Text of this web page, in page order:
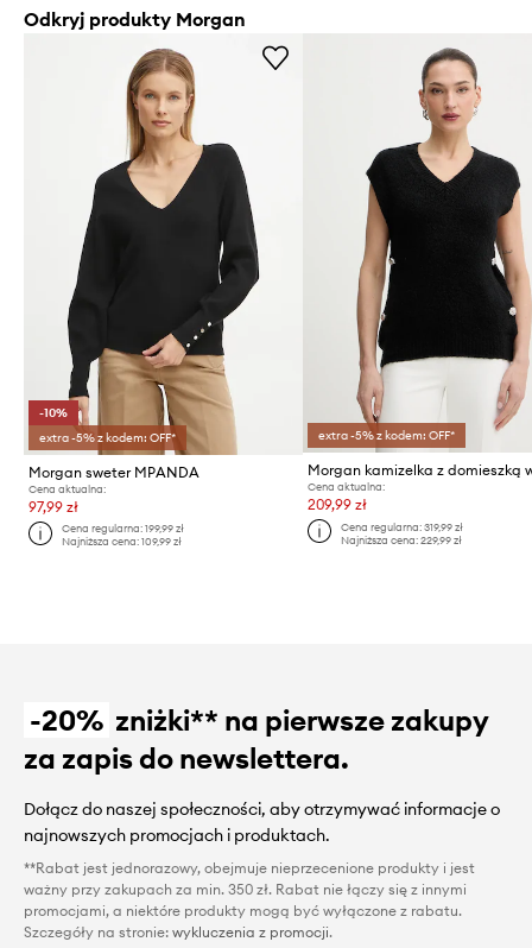
Odkryj produkty Morgan
-10%
extra -5% z kodem: OFF*
Morgan sweter MPANDA
Cena aktualna:
97,99 zł
Cena regularna:199,99 zł
Najniższa cena:109,99 zł
extra -5% z kodem: OFF*
Cena aktualna:
209,99 zł
Cena regularna: 319,99 zł
Najniższa cena: 229,99 zł
-20% zniżki** na pierwsze zakupy
za zapis do newslettera.
Dołącz do naszej społeczności, aby otrzymywać informacje o
najnowszych promocjach i produktach.
**Rabat jest jednorazowy, obejmuje nieprzecenione produkty i jest
ważny przy zakupach za min. 350 zł. Rabat nie łączy się z innymi
promocjami, a niektóre produkty mogą być wyłączone z rabatu.
Szczegóły na stronie: wykluczenia z promocji.